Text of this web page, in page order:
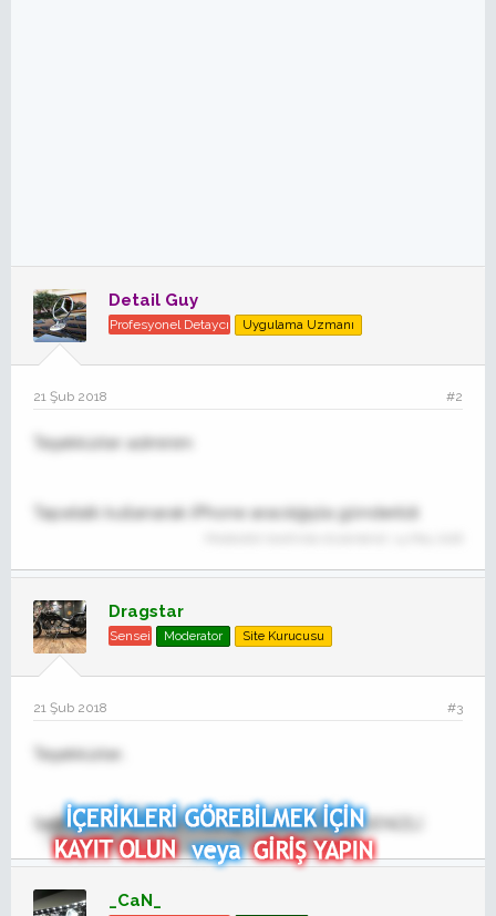
Detail Guy
Profesyonel Detaycı Uygulama Uzmanı
21 Şub 2018 #2
Teşekkürler adminim
Tapatalk kullanarak iPhone aracılığıyla gönderildi
Dragstar
Sensei Moderator Site Kurucusu
21 Şub 2018 #3
Teşekkürler..
Sent via my iphone x using Tapatalk from DENİZLİ
_CaN_